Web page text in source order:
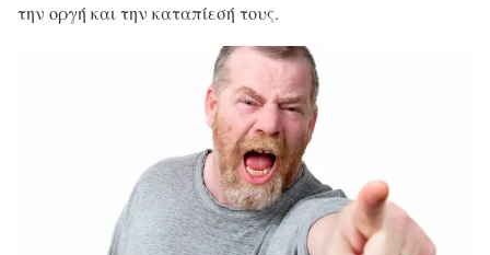
την οργή και την καταπίεσή τους.